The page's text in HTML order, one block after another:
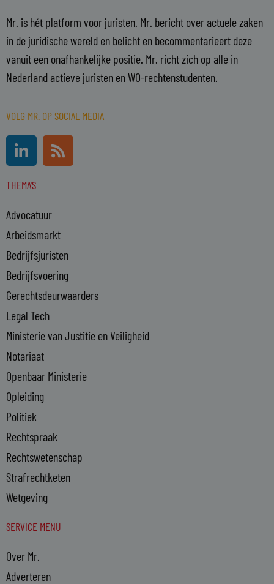
Mr. is hét platform voor juristen. Mr. bericht over actuele zaken
in de juridische wereld en belicht en becommentarieert deze
vanuit een onafhankelijke positie. Mr. richt zich op alle in
Nederland actieve juristen en WO-rechtenstudenten.
VOLG MR. OP SOCIAL MEDIA
L
i
n
k
d
i
n
-
i
n
R
s
s
THEMA'S
Advocatuur
Arbeidsmarkt
Bedrijfsjuristen
Bedrijfsvoering
Gerechtsdeurwaarders
Legal Tech
Ministerie van Justitie en Veiligheid
Notariaat
Openbaar Ministerie
Opleiding
Politiek
Rechtspraak
Rechtswetenschap
Strafrechtketen
Wetgeving
SERVICE MENU
Over Mr.
Adverteren